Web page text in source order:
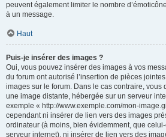
peuvent également limiter le nombre
à un message.
Haut
Puis-je insérer des images ?
Oui, vous pouvez insérer des images à vos
du forum ont autorisé l’insertion de pièces
images sur le forum. Dans le cas contraire, vous
une image distante, hébergée sur un serveur
exemple « http://www.exemple.com/mon-
cependant ni insérer de lien vers des images
ordinateur (à moins, bien évidemment, que
serveur internet), ni insérer de lien vers des